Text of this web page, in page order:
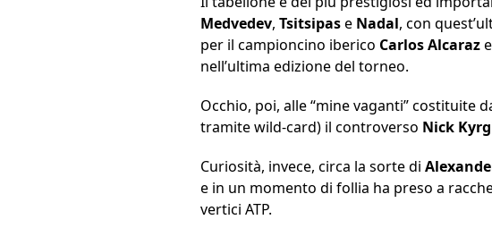
Medvedev, Tsitsipase Nadal, con
per il campioncino iberico Carlos Alcaraz
nell’ultima edizione del torneo.
Occhio, poi, alle “mine vaganti” costituite
tramite wild-card) il controverso Nick
Curiosità, invece, circa la sorte di
e in un momento di follia ha preso a
vertici ATP.